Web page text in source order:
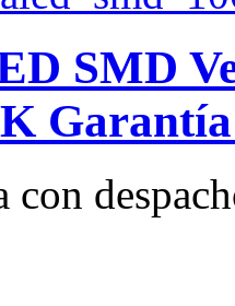
SMD
con